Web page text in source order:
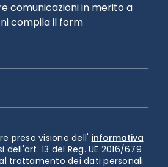
comunicazioni in merito a
compila il form
preso visione dell' informativa
dell'art. 13 del Reg. UE 2016/679
trattamento dei dati personali